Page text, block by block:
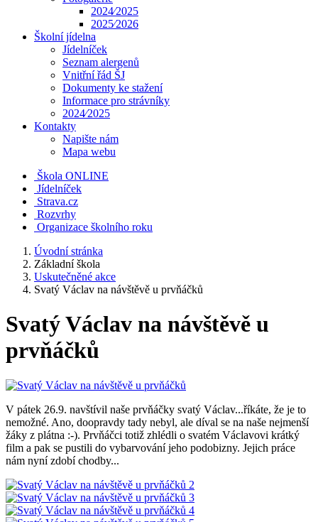
2024⁄2025
2025⁄2026
Školní jídelna
Jídelníček
Seznam alergenů
Vnitřní řád ŠJ
Dokumenty ke stažení
Informace pro strávníky
2024⁄2025
Kontakty
Napište nám
Mapa webu
Škola ONLINE
Jídelníček
Strava.cz
Rozvrhy
Organizace školního roku
Úvodní stránka
Základní škola
Uskutečněné akce
Svatý Václav na návštěvě u prvňáčků
Svatý Václav na návštěvě u
prvňáčků
V pátek 26.9. navštívil naše prvňáčky svatý Václav...říkáte, že je to
nemožné. Ano, doopravdy tady nebyl, ale díval se na naše nejmenší
žáky z plátna :-). Prvňáčci totiž zhlédli o svatém Václavovi krátký
film a pak se pustili do vybarvování jeho podobizny. Jejich práce
nám nyní zdobí chodby...